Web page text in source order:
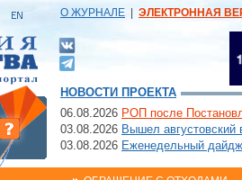
О ЖУРНАЛЕ ЭЛЕКТРОННАЯ
НОВОСТИ ПРОЕКТА
06.08.2026 РОП после
03.08.2026 Вышел августовский
03.08.2026 Еженедельный